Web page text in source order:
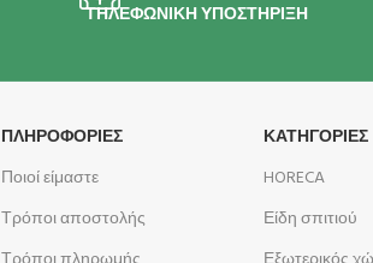
ΤΗΛΕΦΩΝΙΚΗ ΥΠΟΣΤΗΡΙΞΗ
ΠΛΗΡΟΦΟΡΊΕΣ
Ποιοί είμαστε
Τρόποι αποστολής
ΚΑΤΗΓΟΡΙΕΣ
HORECA
Είδη σπιτιού